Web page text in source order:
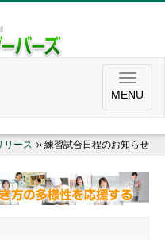
MENU
リース 練習試合日程のお知らせ